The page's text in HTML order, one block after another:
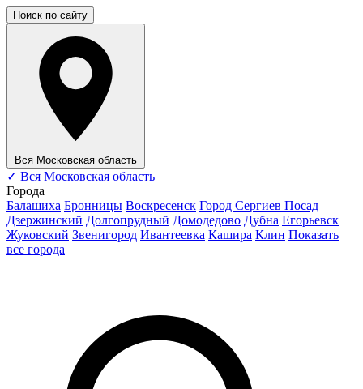
Поиск по сайту
Вся Московская область
✓ Вся Московская область
Города
Балашиха Бронницы Воскресенск Город Сергиев Посад
Дзержинский Долгопрудный Домодедово Дубна Егорьевск
Жуковский Звенигород Ивантеевка Кашира Клин Показать
все города